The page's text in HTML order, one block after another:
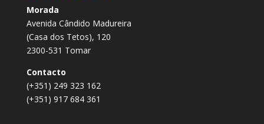
Morada
Avenida Cândido Madureira
(Casa dos Tetos), 120
2300-531 Tomar
Contacto
(+351) 249 323 162
(+351) 917 684 361